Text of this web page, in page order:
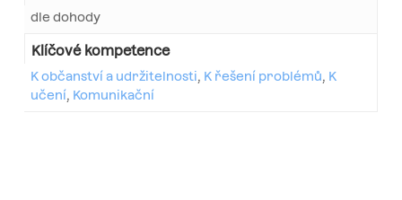
dle dohody
Klíčové kompetence
K občanství a udržitelnosti, K řešení problémů, K
učení, Komunikační